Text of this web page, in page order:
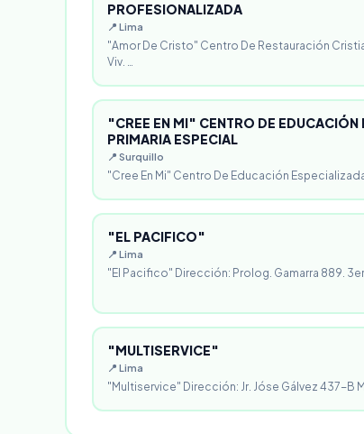
PROFESIONALIZADA
📍 Lima
"Amor De Cristo" Centro De Restauración
Viv. …
"CREE EN MI" CENTRO DE EDUCACIÓN
PRIMARIA ESPECIAL
📍 Surquillo
"Cree En Mi" Centro De Educación
"EL PACIFICO"
📍 Lima
"El Pacifico" Dirección: Prolog. Gamarra 889.
"MULTISERVICE"
📍 Lima
"Multiservice" Dirección: Jr. Jóse Gálvez 437-B